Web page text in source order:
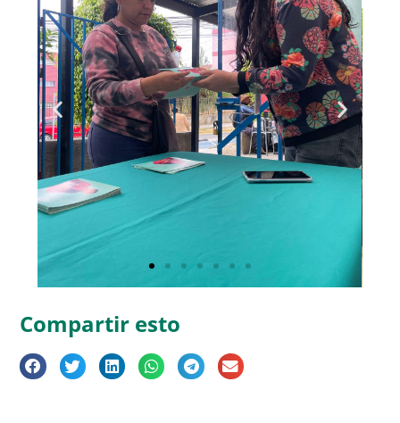
Compartir esto